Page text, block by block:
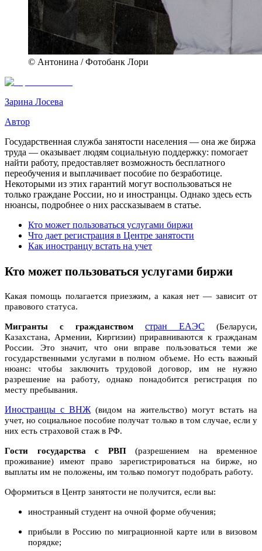
© Антонина / Фотобанк Лори
Зарина Лосева
Автор
Государственная служба занятости населения — она же биржа
труда — оказывает людям социальную поддержку: помогает
найти работу, предоставляет возможность бесплатного
переобучения и выплачивает пособие по безработице.
Некоторыми из этих гарантий могут воспользоваться не
только граждане России, но и иностранцы. Однако здесь есть
нюансы, подробнее о них рассказываем в статье.
Кто может пользоваться услугами биржи
Что дает регистрация в Центре занятости
Как иностранцу встать на учет
Кто может пользоваться услугами биржи
Какая помощь полагается приезжим, а какая нет — зависит от
правового статуса.
Мигранты с гражданством стран ЕАЭС (Беларуси,
Казахстана, Армении, Киргизии) приравниваются к гражданам
России. Это значит, что они вправе пользоваться теми же
государственными услугами в полном объеме. Но есть важный
нюанс: чтобы заключить трудовой договор, им не нужно
разрешение на работу, однако понадобится регистрация по
месту пребывания.
Иностранцы с ВНЖ (видом на жительство) могут встать на
учет, но социальное пособие получат только в том случае, если у
них есть страховой стаж в РФ.
Гости государства с РВП(разрешением на временное
проживание) имеют право зарегистрироваться на бирже, но
выплаты им не положены, им только помогут подобрать работу.
Оформиться в Центр занятости не получится, если вы:
иностранный студент на очной форме обучения;
прибыли в Россию по миграционной карте или в визовом
порядке;